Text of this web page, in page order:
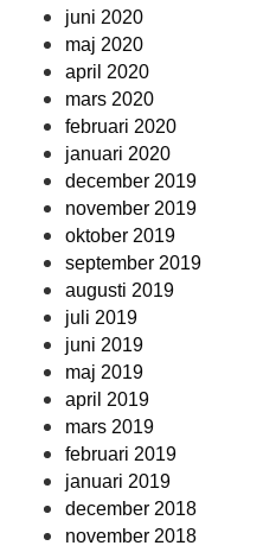
juni 2020
maj 2020
april 2020
mars 2020
februari 2020
januari 2020
december 2019
november 2019
oktober 2019
september 2019
augusti 2019
juli 2019
juni 2019
maj 2019
april 2019
mars 2019
februari 2019
januari 2019
december 2018
november 2018